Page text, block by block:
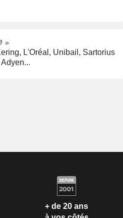
L'Oréal, Unibail, Sartorius
+ de 20 ans